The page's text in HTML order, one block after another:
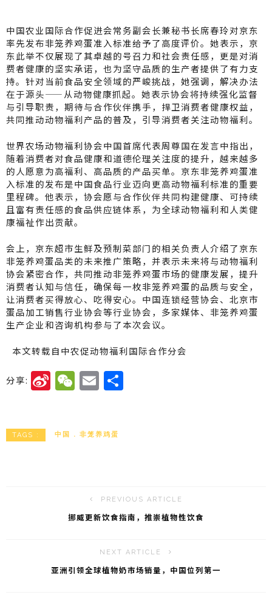
中国农业国际合作促进会常务副会长兼秘书长席春玲对京东
率先发布非笼养鸡蛋准入标准给予了高度评价。她表示，京
东此举不仅展现了其卓越的号召力和社会责任感，更是对消
费者健康的坚实承诺，也为坚守品质的生产者提供了有力支
持。针对当前食品安全领域的严峻挑战，她强调，解决办法
在于源头——从动物健康抓起。她表示协会将持续强化监督
与引导职责，期待与合作伙伴携手，捍卫消费者健康权益，
共同推动动物福利产品的普及，引导消费者关注动物福利。
世界农场动物福利协会中国首席代表周尊国在发言中指出，
随着消费者对食品健康和道德伦理关注度的提升，越来越多
的人愿意为高福利、高品质的产品买单。京东非笼养鸡蛋准
入标准的发布是中国食品行业迈向更高动物福利标准的重要
里程碑。他表示，协会愿与合作伙伴共同构建健康、可持续
且富有责任感的食品供应链体系，为全球动物福利和人类健
康福祉作出贡献。
会上，京东超市生鲜及预制菜部门的相关负责人介绍了京东
非笼养鸡蛋品类的未来推广策略，并表示未来将与动物福利
协会紧密合作，共同推动非笼养鸡蛋市场的健康发展，提升
消费者认知与信任，确保每一枚非笼养鸡蛋的品质与安全，
让消费者买得放心、吃得安心。中国连锁经营协会、北京市
蛋品加工销售行业协会等行业协会，多家媒体、非笼养鸡蛋
生产企业和咨询机构参与了本次会议。
本文转载自中农促动物福利国际合作分会
分享: Si
n
W
W
e
h
E
m
l
TAGS : 中国 非笼养鸡蛋
PREVIOUS ARTICLE
挪威更新饮食指南，推崇植物性饮食
NEXT ARTICLE
亚洲引领全球植物奶市场销量，中国位列第一